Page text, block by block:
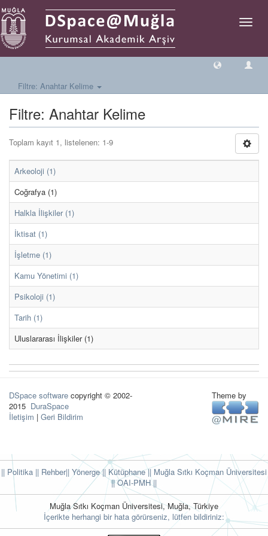
Geçiş
Filtre: Anahtar Kelime
Filtre: Anahtar Kelime
Toplam kayıt 1, listelenen: 1-9
Arkeoloji (1)
Coğrafya (1)
Halkla İlişkiler (1)
İktisat (1)
İşletme (1)
Kamu Yönetimi (1)
Psikoloji (1)
Tarih (1)
Uluslararası İlişkiler (1)
DSpace software copyright © 2002-
2015 DuraSpace
İletişim | Geri Bildirim
Theme by
|| Politika || Rehber|| Yönerge|| Kütüphane|| Muğla Sıtkı Koçman Üniversitesi
||OAI-PMH ||
Muğla Sıtkı Koçman Üniversitesi, Muğla, Türkiye
İçerikte herhangi bir hata görürseniz, lütfen bildiriniz: